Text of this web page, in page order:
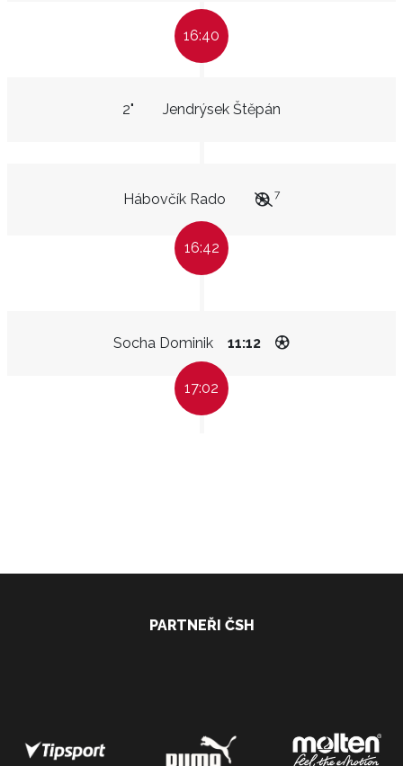
16:40
Jendrýsek Štěpán
2"
Hábovčík Rado 7
16:42
Socha Dominik 11:12
17:02
PARTNEŘI ČSH